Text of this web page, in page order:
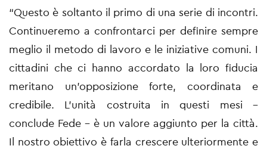
“Questo è soltanto il primo di una serie di incontri.
Continueremo a confrontarci per definire sempre
meglio il metodo di lavoro e le iniziative comuni. I
cittadini che ci hanno accordato la loro fiducia
meritano un’opposizione forte, coordinata e
credibile. L’unità costruita in questi mesi –
conclude Fede – è un valore aggiunto per la città.
Il nostro obiettivo è farla crescere ulteriormente e